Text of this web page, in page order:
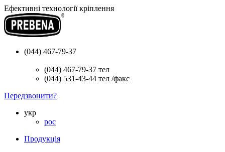
Ефективні технології кріплення
(044) 467-79-37
(044) 467-79-37 тел
(044) 531-43-44 тел /факс
Передзвонити?
укр
рос
Продукція